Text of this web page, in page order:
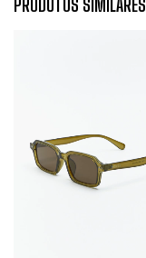
PRODUTOS SIMILARES